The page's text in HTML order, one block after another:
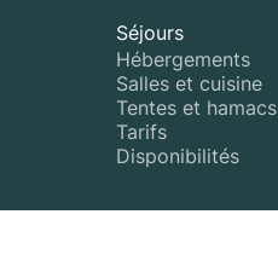
Séjours
Hébergements
Salles et cuisine
Tentes et hamacs
Tarifs
Disponibilités